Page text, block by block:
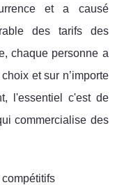
et a causé
des tarifs des
chaque personne a
et sur n’importe
l'essentiel c'est de
commercialise des